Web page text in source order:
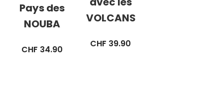
Pays des
NOUBA
CHF 34.90
VOLCANS
CHF 39.90